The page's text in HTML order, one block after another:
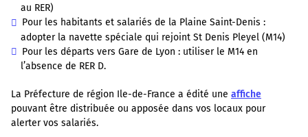
au RER)
Pour les habitants et salariés de la Plaine Saint-Denis :
adopter la navette spéciale qui rejoint St Denis Pleyel (M14)
Pour les départs vers Gare de Lyon : utiliser le M14 en
l’absence de RER D.
La Préfecture de région Ile-de-France a édité une affiche
pouvant être distribuée ou apposée dans vos locaux pour
alerter vos salariés.